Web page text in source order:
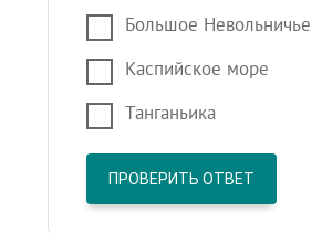
Большое Невольничье
Каспийское море
Танганьика
ПРОВЕРИТЬ ОТВЕТ